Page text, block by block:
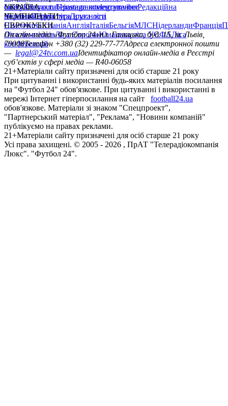
сайтуКонтактиПравила коментуванняРедакційна
політикаСтруктура власності
facebookxyoutubeinstagramtelegramviber
УКРАЇНА
УкраїнаПерша лігаДруга ліга
ЧЕМПІОНАТИ
НімеччинаІспаніяАнгліяІталіяБельгіяМЛСНідерландиФранція
ЄВРОКУБКИ
Ліга чемпіонівЛіга ЄвропиЮнацька ліга УЄФАЛіга
конференцій
Онлайн-медіа «Футбол 24»пл. Галицька, буд. 15, м. Львів,
79008Телефон +380 (32) 229-77-77Адреса електронної пошти
— legal@24tv.com.uaІдентифікатор онлайн-медіа в Реєстрі
суб’єктів у сфері медіа — R40-06058
21+Матеріали сайту призначені для осіб старше 21 року
При цитуванні і використанні будь-яких матеріалів посилання
на "Футбол 24" обов'язкове. При цитуванні і використанні в
мережі Інтернет гіперпосилання на сайт
football24.ua
обов'язкове. Матеріали зі знаком "Спецпроект",
"Партнерський матеріал", "Реклама", "Новини компаній"
публікуємо на правах реклами.
21+Матеріали сайту призначені для осіб старше 21 року
Усi права захищенi. © 2005 - 2026 , ПрАТ "Телерадіокомпанія
Люкс". "Футбол 24".